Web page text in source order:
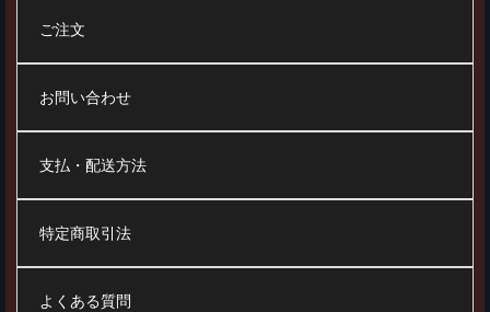
ご注文
お問い合わせ
支払・配送方法
特定商取引法
よくある質問